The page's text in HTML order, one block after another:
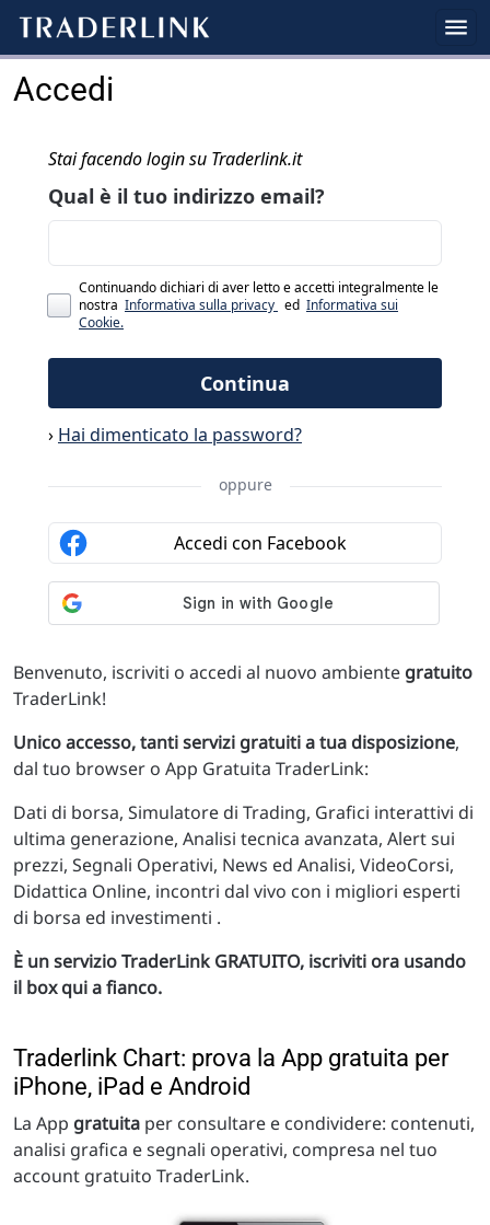
Accedi
Benvenuto, iscriviti o accedi al nuovo ambiente gratuito
TraderLink!
Unico accesso, tanti servizi gratuiti a tua disposizione,
dal tuo browser o App Gratuita TraderLink:
Dati di borsa, Simulatore di Trading, Grafici interattivi di
ultima generazione, Analisi tecnica avanzata, Alert sui
prezzi, Segnali Operativi, News ed Analisi, VideoCorsi,
Didattica Online, incontri dal vivo con i migliori esperti
di borsa ed investimenti .
È un servizio TraderLink GRATUITO, iscriviti ora usando
il box qui a fianco.
Traderlink Chart: prova la App gratuita per
iPhone, iPad e Android
La App gratuita per consultare e condividere: contenuti,
analisi grafica e segnali operativi, compresa nel tuo
account gratuito TraderLink.